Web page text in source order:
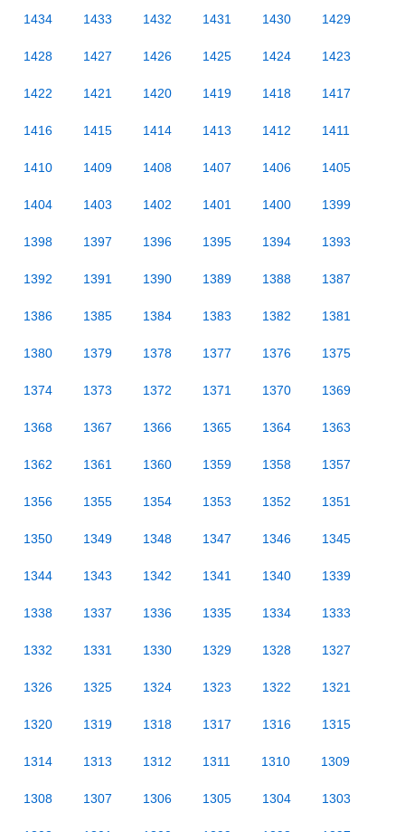
1434 1433 1432 1431 1430 1429
1428 1427 1426 1425 1424 1423
1422 1421 1420 1419 1418 1417
1416 1415 1414 1413 1412 1411
1410 1409 1408 1407 1406 1405
1404 1403 1402 1401 1400 1399
1398 1397 1396 1395 1394 1393
1392 1391 1390 1389 1388 1387
1386 1385 1384 1383 1382 1381
1380 1379 1378 1377 1376 1375
1374 1373 1372 1371 1370 1369
1368 1367 1366 1365 1364 1363
1362 1361 1360 1359 1358 1357
1356 1355 1354 1353 1352 1351
1350 1349 1348 1347 1346 1345
1344 1343 1342 1341 1340 1339
1338 1337 1336 1335 1334 1333
1332 1331 1330 1329 1328 1327
1326 1325 1324 1323 1322 1321
1320 1319 1318 1317 1316 1315
1314 1313 1312 1311 1310 1309
1308 1307 1306 1305 1304 1303